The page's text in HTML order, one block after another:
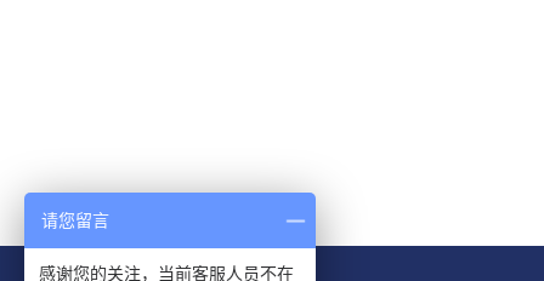
请您留言
感谢您的关注，当前客服人员不在